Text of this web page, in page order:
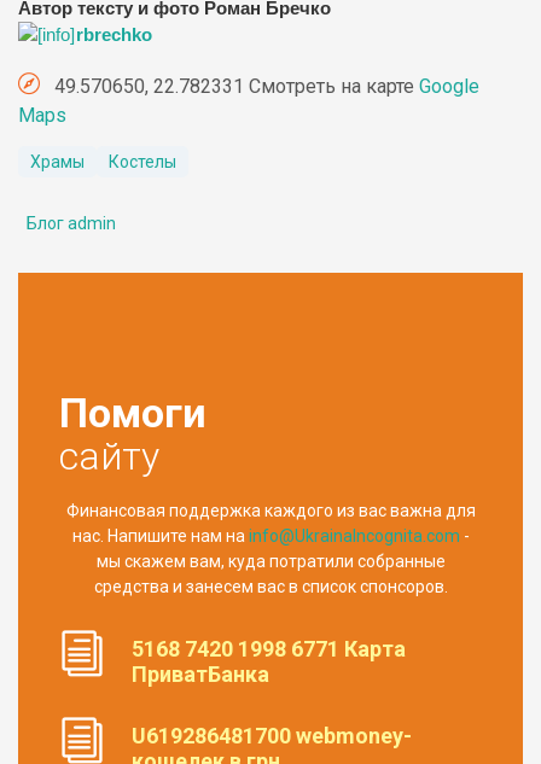
Автор тексту и фото Роман Бречко
rbrechko
49.570650, 22.782331 Смотреть на карте Google
Maps
Храмы Костелы
Блог admin
Помоги
сайту
Финансовая поддержка каждого из вас важна для
нас. Напишите нам на info@UkrainaIncognita.com -
мы скажем вам, куда потратили собранные
средства и занесем вас в список спонсоров.
5168 7420 1998 6771 Карта
ПриватБанка
U619286481700 webmoney-